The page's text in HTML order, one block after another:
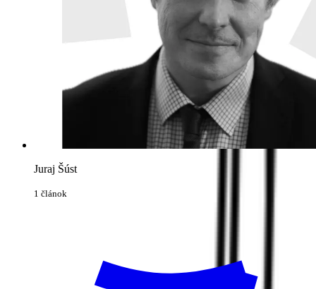
Juraj Šúst
1 článok